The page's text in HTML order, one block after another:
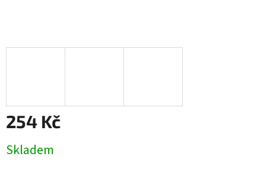
254 Kč
cena:
Skladem